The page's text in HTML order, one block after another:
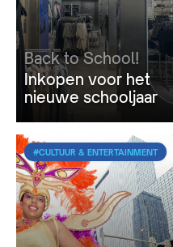
Back to School!
Inkopen voor het
nieuwe schooljaar
#CULTUUR & ENTERTAINMENT